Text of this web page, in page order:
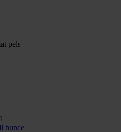
pels
hunde